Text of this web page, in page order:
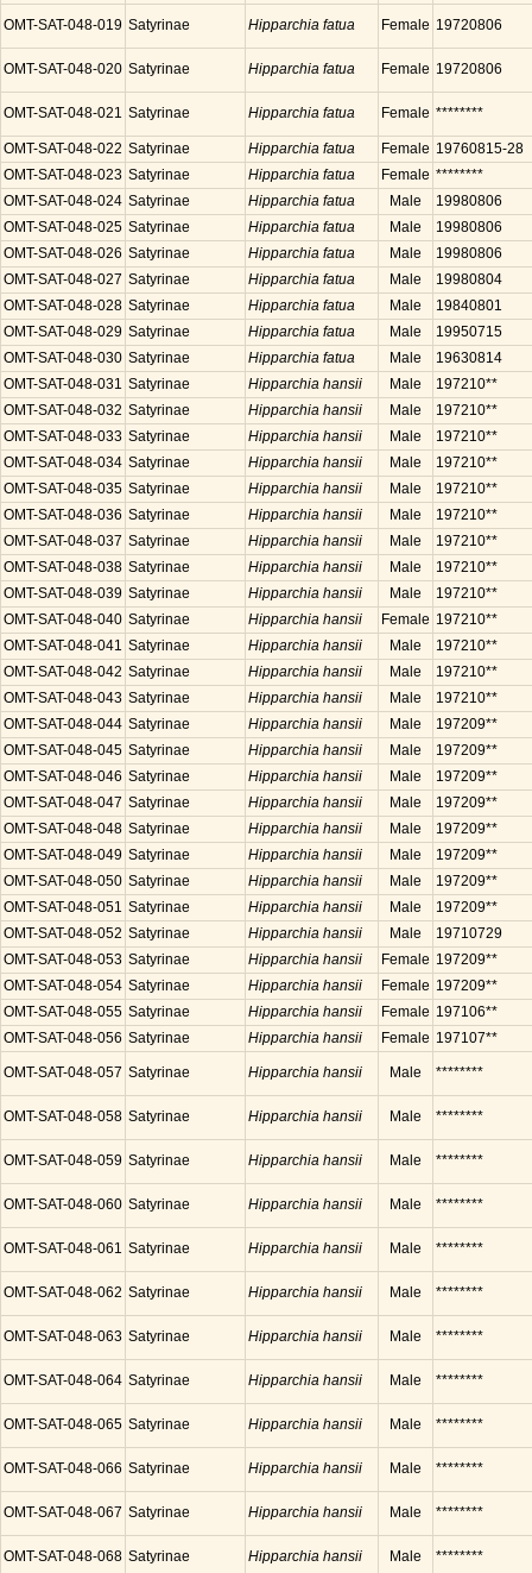
OMT-SAT-048-019 Satyrinae Hipparchia fatua Female 19720806
OMT-SAT-048-020 Satyrinae Hipparchia fatua Female 19720806
OMT-SAT-048-021 Satyrinae Hipparchia fatua Female ********
OMT-SAT-048-022 Satyrinae Hipparchia fatua Female 19760815-28
OMT-SAT-048-023 Satyrinae Hipparchia fatua Female ********
OMT-SAT-048-024 Satyrinae Hipparchia fatua Male
19980806
OMT-SAT-048-025 Satyrinae Hipparchia fatua Male
19980806
OMT-SAT-048-026 Satyrinae Hipparchia fatua Male
19980806
OMT-SAT-048-027 Satyrinae Hipparchia fatua Male
19980804
OMT-SAT-048-028 Satyrinae Hipparchia fatua Male
19840801
OMT-SAT-048-029 Satyrinae Hipparchia fatua Male
19950715
OMT-SAT-048-030 Satyrinae Hipparchia fatua Male
19630814
OMT-SAT-048-031 Satyrinae Hipparchia hansii Male
197210**
OMT-SAT-048-032 Satyrinae Hipparchia hansii Male
197210**
OMT-SAT-048-033 Satyrinae Hipparchia hansii Male
197210**
OMT-SAT-048-034 Satyrinae Hipparchia hansii Male
197210**
OMT-SAT-048-035 Satyrinae Hipparchia hansii Male
197210**
OMT-SAT-048-036 Satyrinae Hipparchia hansii Male
197210**
OMT-SAT-048-037 Satyrinae Hipparchia hansii Male
197210**
OMT-SAT-048-038 Satyrinae Hipparchia hansii Male
197210**
OMT-SAT-048-039 Satyrinae Hipparchia hansii Male
197210**
OMT-SAT-048-040 Satyrinae Hipparchia hansii Female 197210**
OMT-SAT-048-041 Satyrinae Hipparchia hansii Male
197210**
OMT-SAT-048-042 Satyrinae Hipparchia hansii Male
197210**
OMT-SAT-048-043 Satyrinae Hipparchia hansii Male
197210**
OMT-SAT-048-044 Satyrinae Hipparchia hansii Male
197209**
OMT-SAT-048-045 Satyrinae Hipparchia hansii Male
197209**
OMT-SAT-048-046 Satyrinae Hipparchia hansii Male
197209**
OMT-SAT-048-047 Satyrinae Hipparchia hansii Male
197209**
OMT-SAT-048-048 Satyrinae Hipparchia hansii Male
197209**
OMT-SAT-048-049 Satyrinae Hipparchia hansii Male
197209**
OMT-SAT-048-050 Satyrinae Hipparchia hansii Male
197209**
OMT-SAT-048-051 Satyrinae Hipparchia hansii Male
197209**
OMT-SAT-048-052 Satyrinae Hipparchia hansii Male
19710729
OMT-SAT-048-053 Satyrinae Hipparchia hansii Female 197209**
OMT-SAT-048-054 Satyrinae Hipparchia hansii Female 197209**
OMT-SAT-048-055 Satyrinae Hipparchia hansii Female 197106**
OMT-SAT-048-056 Satyrinae Hipparchia hansii Female 197107**
OMT-SAT-048-057 Satyrinae Hipparchia hansii Male ********
OMT-SAT-048-058 Satyrinae Hipparchia hansii Male ********
OMT-SAT-048-059 Satyrinae Hipparchia hansii Male ********
OMT-SAT-048-060 Satyrinae Hipparchia hansii Male ********
OMT-SAT-048-061 Satyrinae Hipparchia hansii Male ********
OMT-SAT-048-062 Satyrinae Hipparchia hansii Male ********
OMT-SAT-048-063 Satyrinae Hipparchia hansii Male ********
OMT-SAT-048-064 Satyrinae Hipparchia hansii Male ********
OMT-SAT-048-065 Satyrinae Hipparchia hansii Male ********
OMT-SAT-048-066 Satyrinae Hipparchia hansii Male ********
OMT-SAT-048-067 Satyrinae Hipparchia hansii Male ********
OMT-SAT-048-068 Satyrinae Hipparchia hansii Male ********